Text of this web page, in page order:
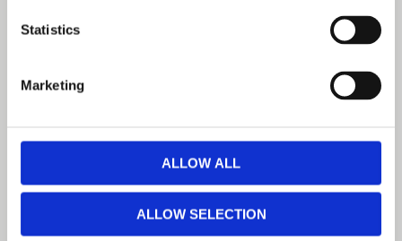
Statistics
Marketing
ALLOW ALL
ALLOW SELECTION
17 października 2025 r. w Przedszkolu nr 6 „Zdrowe
zabawa w Zmysłowym Ogrodzie”. Przez kilka tygodni
czytaj wiecej ➔